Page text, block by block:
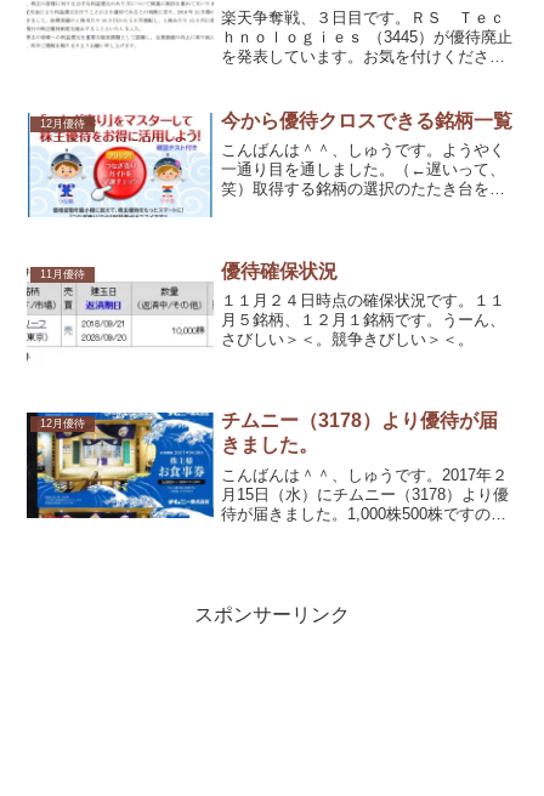
楽天争奪戦、３日目です。ＲＳ Ｔｅｃ
ｈｎｏｌｏｇｉｅｓ （3445）が優待廃止
を発表しています。お気を付けくださ
12月優待 今から優待クロスできる銘柄一覧
こんばんは＾＾、しゅうです。ようやく
一通り目を通しました。（←遅いって、
笑）取得する銘柄の選択のたたき台を作
11月優待 優待確保状況
１１月２４日時点の確保状況です。１１
月５銘柄、１２月１銘柄です。うーん、
さびしい＞＜。競争きびしい＞＜。
12月優待
チムニー（3178）より優待が届
きました。
こんばんは＾＾、しゅうです。2017年２
月15日（水）にチムニー（3178）より優
待が届きました。1,000株500株ですの
スポンサーリンク